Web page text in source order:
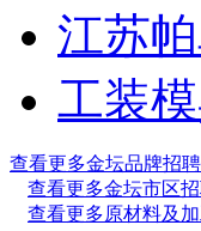
江苏
工装
查看更多金坛品牌招
查看更多金坛市区
查看更多原材料及